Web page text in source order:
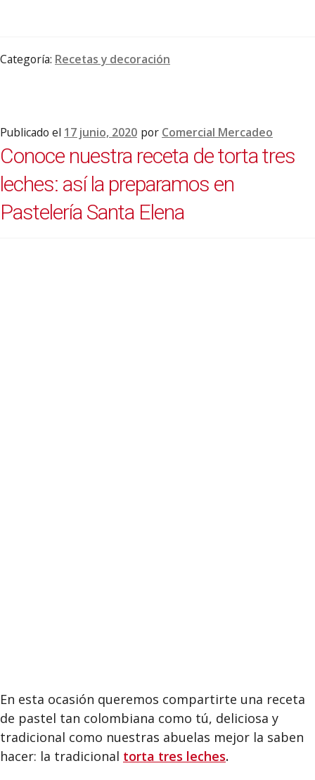
Categoría: Recetas y decoración
Publicado el 17 junio, 2020 por Comercial Mercadeo
Conoce nuestra receta de torta tres
leches: así la preparamos en
Pastelería Santa Elena
En esta ocasión queremos compartirte una receta
de pastel tan colombiana como tú, deliciosa y
tradicional como nuestras abuelas mejor la saben
hacer: la tradicional torta tres leches.